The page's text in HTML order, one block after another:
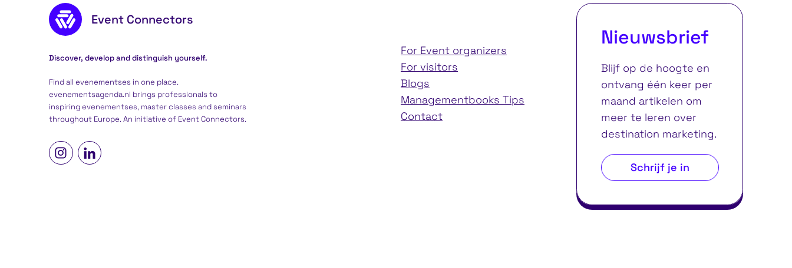
Footer content
Event Connectors
Discover, develop and distinguish yourself.
Find all evenementses in one place.
evenementsagenda.nl brings professionals to
inspiring evenementses, master classes and seminars
throughout Europe. An initiative of Event Connectors.
For Event organizers
For visitors
Blogs
Managementbooks Tips
Contact
Nieuwsbrief
Blijf op de hoogte en
ontvang één keer per
maand artikelen om
meer te leren over
destination marketing.
Schrijf je in